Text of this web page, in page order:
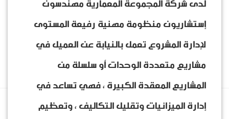
لدى شركة المجموعة المعمارية مهندسون
إستشاريون منظومة مهنية رفيعة المستوى
لإدارة المشروع تعمل بالنيابة عن العميل في
مشاريع متعددة الوحدات أو سلسلة من
المشاريع المعقدة الكبيرة ، فهي تساعد في
إدارة الميزانيات وتقليل التكاليف ، وتعظيم